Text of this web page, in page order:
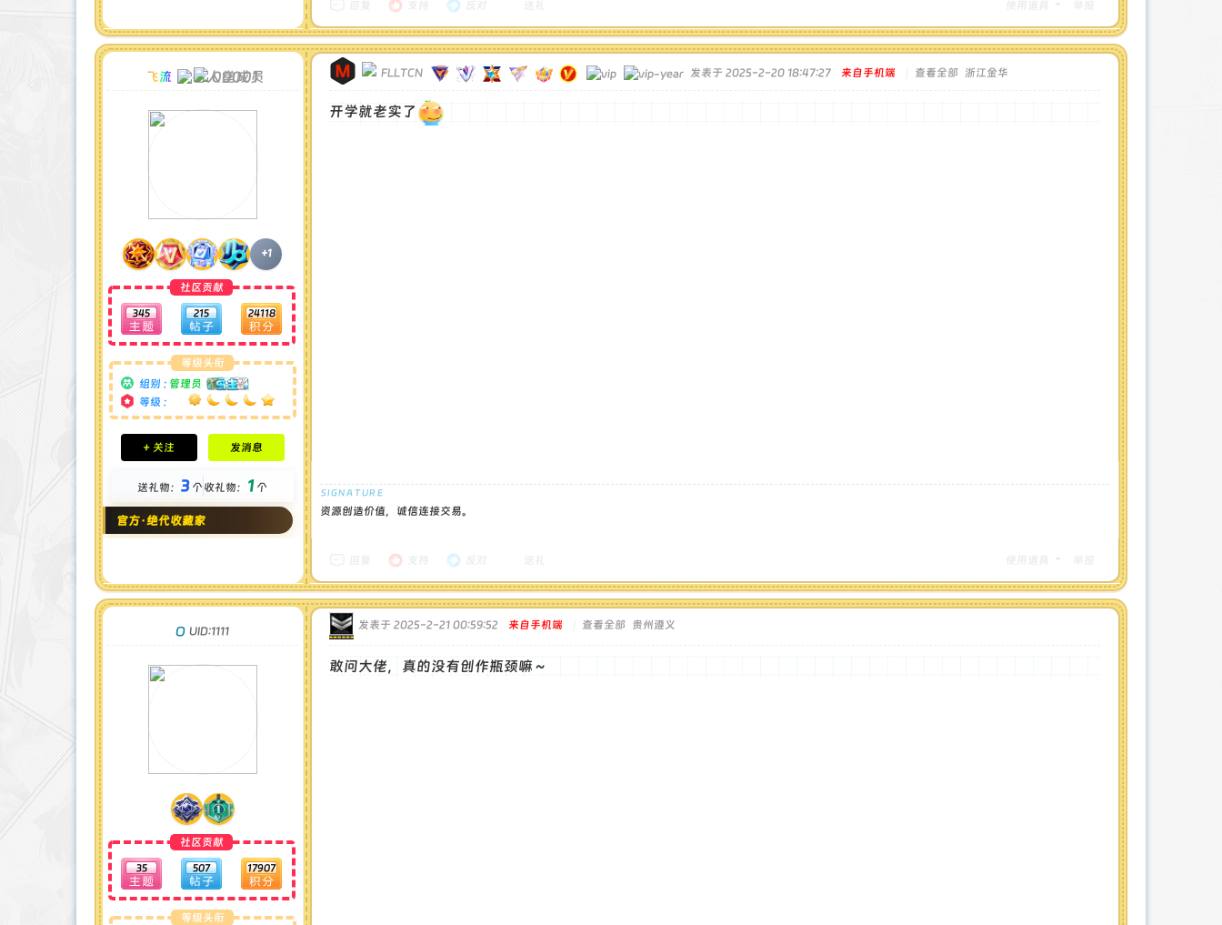
飞流 00001
+1
社区贡献
345 215 24118
等级头衔
组别 : 管理员
等级 :
积分成就
钻石 : 185 颗
金币 : 4 枚
在线时间 : 1951 小时
注册时间 : 2024-11-22
最后登录 : 2026-8-4
+ 关注 发消息
送礼物： 3个收礼物： 1 个
官方·绝代收藏家
FLLTCN 发表于 2025-2-20 18:47:27 来自手机端 查看全部 浙江金华
开学就老实了
资源创造价值，诚信连接交易。
O UID:1111
社区贡献
35 507 17907
等级头衔
发表于 2025-2-21 00:59:52 来自手机端 查看全部 贵州遵义
敢问大佬，真的没有创作瓶颈嘛～